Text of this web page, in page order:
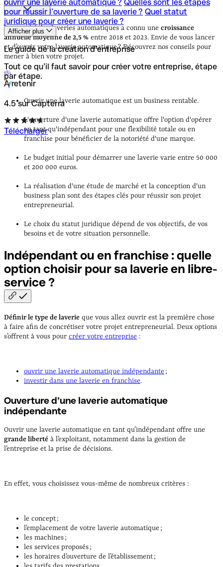
ouvrir une laverie automatique ? Quelles sont les étapes
pour réussir l’ouverture de sa laverie ? Quel statut
juridique pour créer une laverie ?
Afficher plus
Le guide de la création d’entreprise
Tout ce qu’il faut savoir pour créer votre entreprise, étape
par étape.
4.5 sur Capterra
Télécharger
À retenir Indépendant ou en franchise : quelle option
choisir pour sa laverie en libre-service ? Quel budget pour
ouvrir une laverie automatique ? Quelles sont les étapes
pour réussir l’ouverture de sa laverie ? Quel statut
juridique pour créer une laverie ?
Le marché des laveries automatiques a connu une croissance
annuelle moyenne de 2,5 % entre 2018 et 2023. Envie de vous lancer
et d’ouvrir votre laverie automatique ? Découvrez nos conseils pour
mener à bien votre projet.
À retenir
Ouvrir une laverie automatique est un business rentable.
L'ouverture d'une laverie automatique offre l'option d'opérer
en tant qu'indépendant pour une flexibilité totale ou en
franchise pour bénéficier de la notoriété d'une marque.
Le budget initial pour démarrer une laverie varie entre 50 000
et 200 000 euros.
La réalisation d'une étude de marché et la conception d'un
business plan sont des étapes clés pour réussir son projet
entrepreneurial.
Le choix du statut juridique dépend de vos objectifs, de vos
besoins et de votre situation personnelle.
Indépendant ou en franchise : quelle
option choisir pour sa laverie en libre-
service ?
Définir le type de laverie que vous allez ouvrir est la première chose
à faire afin de concrétiser votre projet entrepreneurial. Deux options
s’offrent à vous pour créer votre entreprise :
ouvrir une laverie automatique indépendante ;
investir dans une laverie en franchise.
Ouverture d’une laverie automatique
indépendante
Ouvrir une laverie automatique en tant qu’indépendant offre une
grande liberté à l’exploitant, notamment dans la gestion de
l’entreprise et la prise de décisions.
En effet, vous choisissez vous-même de nombreux critères :
le concept ;
l’emplacement de votre laverie automatique ;
les machines ;
les services proposés ;
les horaires d’ouverture de l’établissement ;